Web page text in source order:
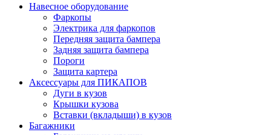
Навесное оборудование
Фаркопы
Электрика для фаркопов
Передняя защита бампера
Задняя защита бампера
Пороги
Защита картера
Аксессуары для ПИКАПОВ
Дуги в кузов
Крышки кузова
Вставки (вкладыши) в кузов
Багажники